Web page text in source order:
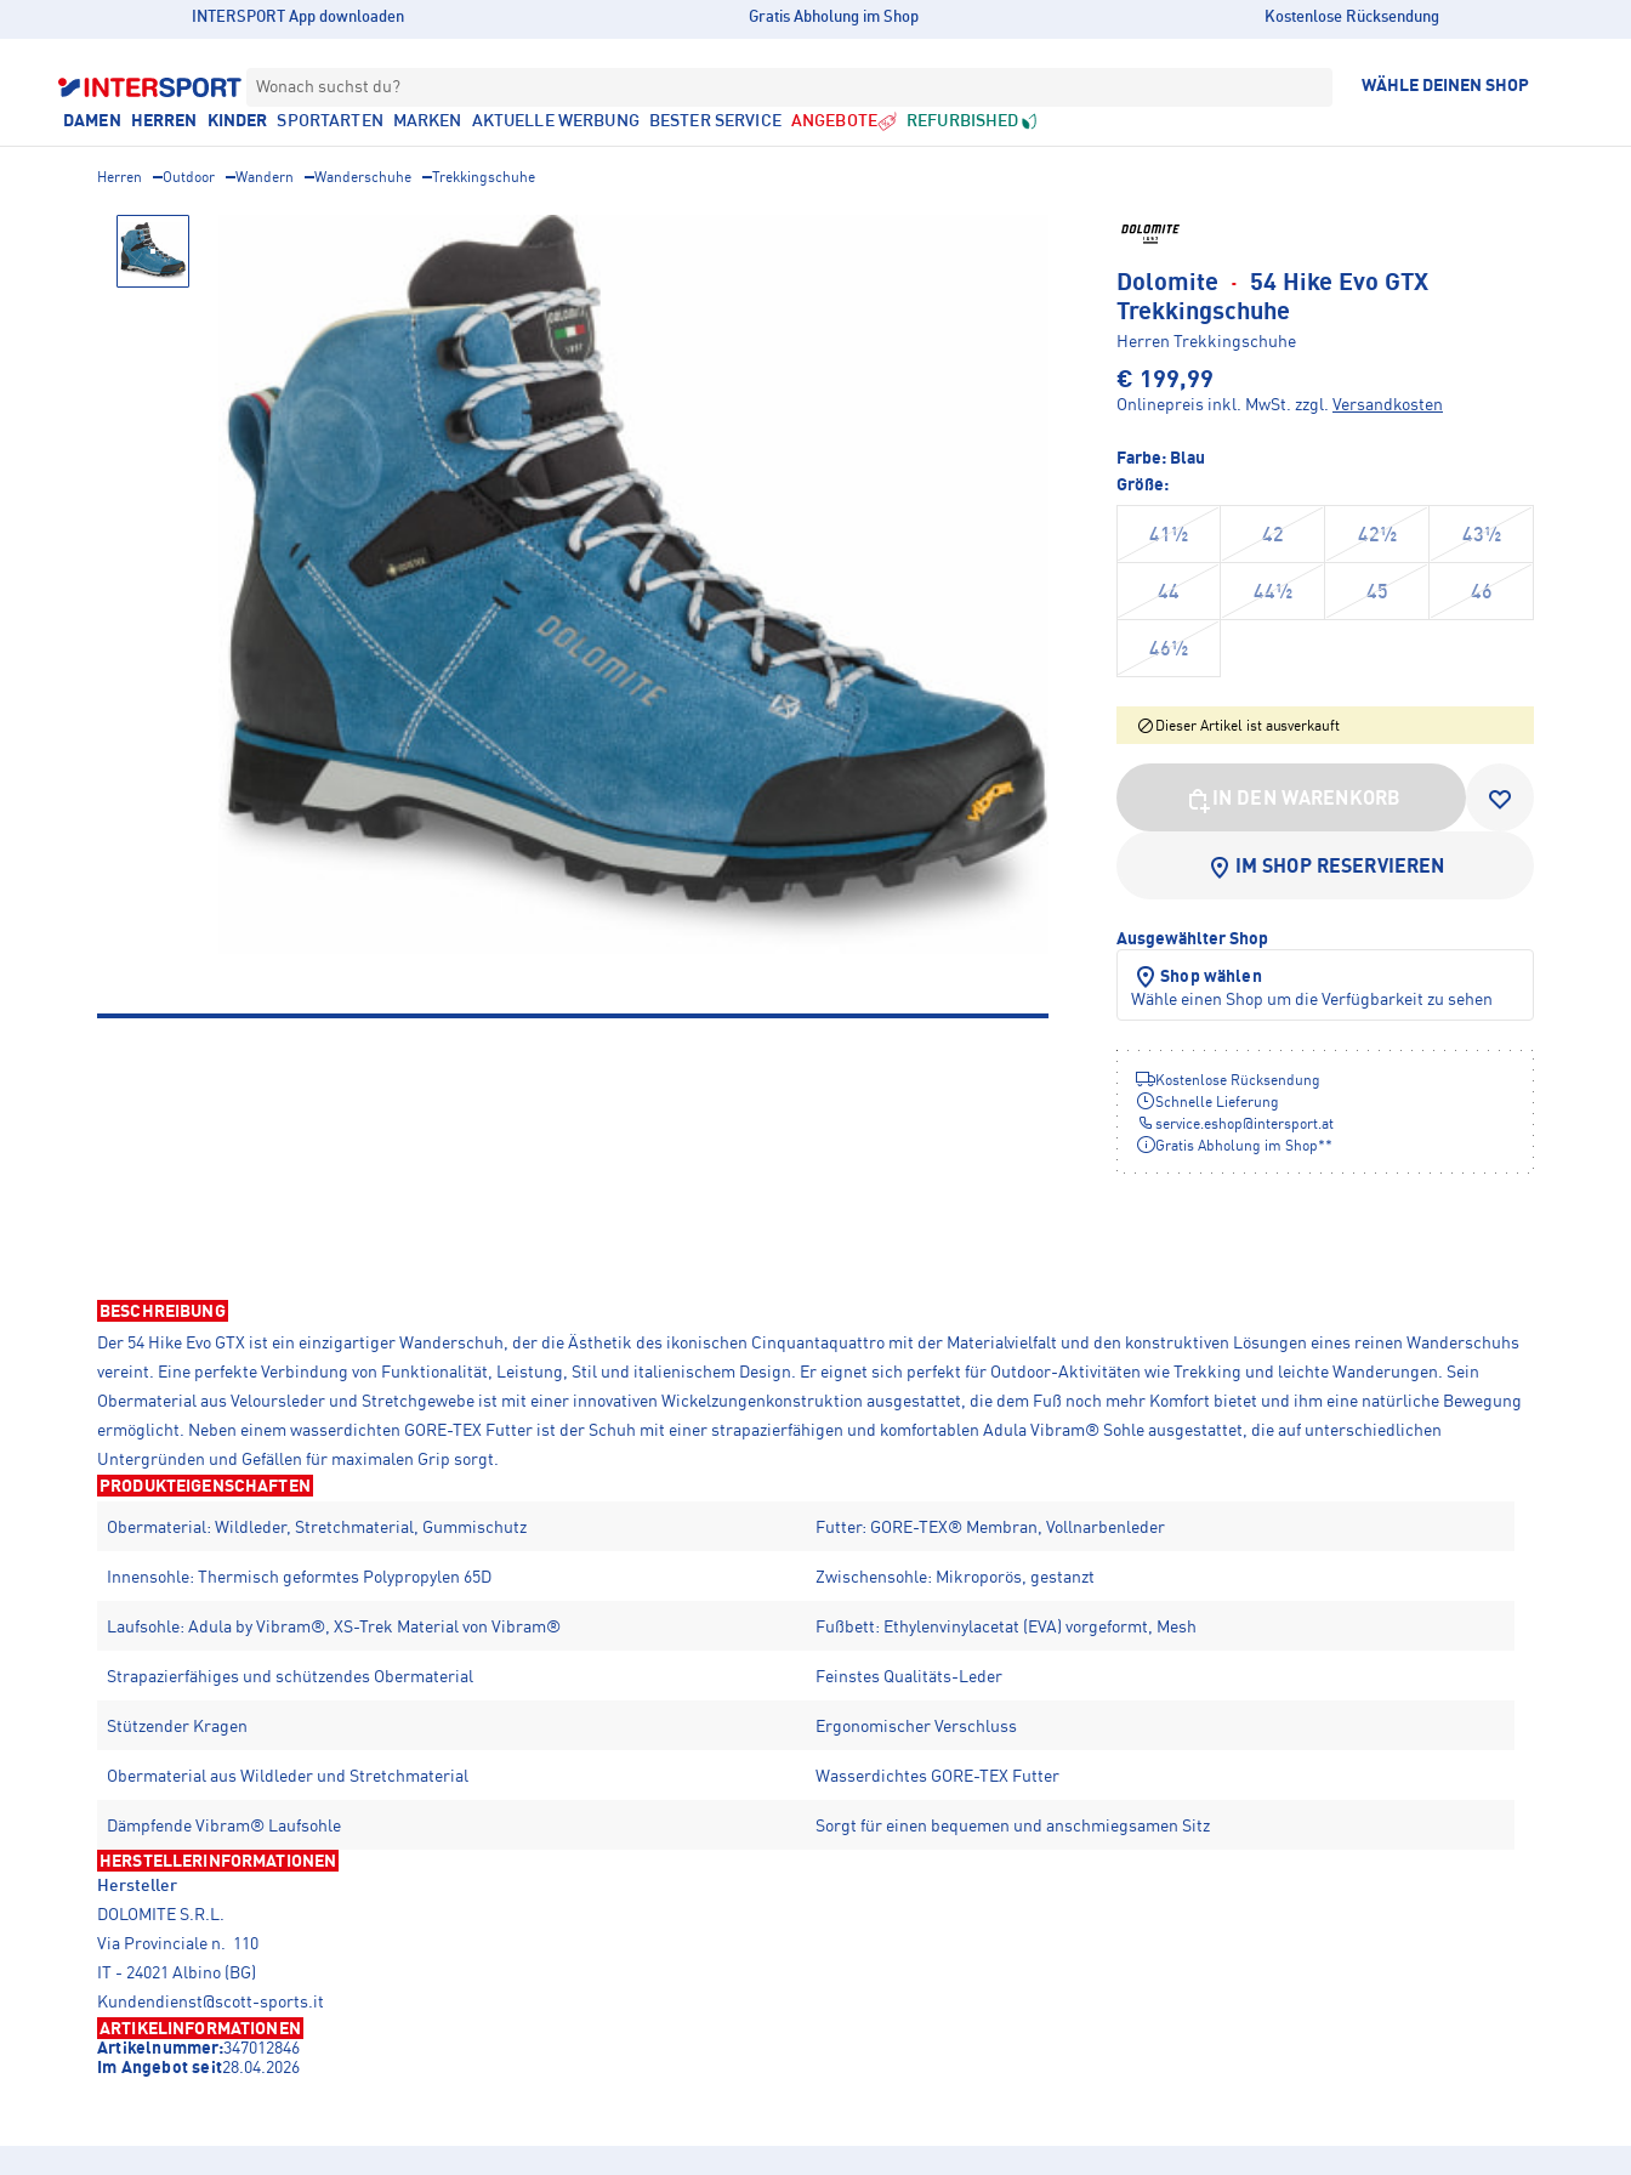
INTERSPORT App downloaden Gratis Abholung im Shop Kostenlose Rücksendung
Wonach suchst du? WÄHLE DEINEN SHOP
DAMEN HERREN KINDER SPORTARTEN MARKEN AKTUELLE WERBUNG BESTER SERVICE ANGEBOTE REFURBISHED
Herren Outdoor Wandern Wanderschuhe Trekkingschuhe
Dolomite · 54 Hike Evo GTX
Trekkingschuhe
Herren Trekkingschuhe
€ 199,99
Onlinepreis inkl. MwSt. zzgl. Versandkosten
Farbe: Blau
Größe:
41½ 42 42½ 43½
44 44½ 45 46
46½
Dieser Artikel ist ausverkauft
IN DEN WARENKORB
IM SHOP RESERVIEREN
Ausgewählter Shop
Shop wählen
Wähle einen Shop um die Verfügbarkeit zu sehen
Kostenlose Rücksendung
Schnelle Lieferung
service.eshop@ intersport.at
Gratis Abholung im Shop**
BESCHREIBUNG
Der 54 Hike Evo GTX ist ein einzigartiger Wanderschuh, der die Ästhetik des ikonischen Cinquantaquattro mit der Materialvielfalt und den konstruktiven Lösungen eines reinen Wanderschuhs
vereint. Eine perfekte Verbindung von Funktionalität, Leistung, Stil und italienischem Design. Er eignet sich perfekt für Outdoor-Aktivitäten wie Trekking und leichte Wanderungen. Sein
Obermaterial aus Veloursleder und Stretchgewebe ist mit einer innovativen Wickelzungenkonstruktion ausgestattet, die dem Fuß noch mehr Komfort bietet und ihm eine natürliche Bewegung
ermöglicht. Neben einem wasserdichten GORE-TEX Futter ist der Schuh mit einer strapazierfähigen und komfortablen Adula Vibram® Sohle ausgestattet, die auf unterschiedlichen
Untergründen und Gefällen für maximalen Grip sorgt.
PRODUKTEIGENSCHAFTEN
Obermaterial: Wildleder, Stretchmaterial, Gummischutz Futter: GORE-TEX® Membran, Vollnarbenleder
Innensohle: Thermisch geformtes Polypropylen 65D Zwischensohle: Mikroporös, gestanzt
Laufsohle: Adula by Vibram®, XS-Trek Material von Vibram® Fußbett: Ethylenvinylacetat (EVA) vorgeformt, Mesh
Strapazierfähiges und schützendes Obermaterial Feinstes Qualitäts-Leder
Stützender Kragen Ergonomischer Verschluss
Obermaterial aus Wildleder und Stretchmaterial Wasserdichtes GORE-TEX Futter
Dämpfende Vibram® Laufsohle Sorgt für einen bequemen und anschmiegsamen Sitz
HERSTELLERINFORMATIONEN
Hersteller
DOLOMITE S.R.L.
Via Provinciale n. 110
IT - 24021 Albino (BG)
Kundendienst@scott-sports.it
ARTIKELINFORMATIONEN
Artikelnummer:347012846
Im Angebot seit28.04.2026